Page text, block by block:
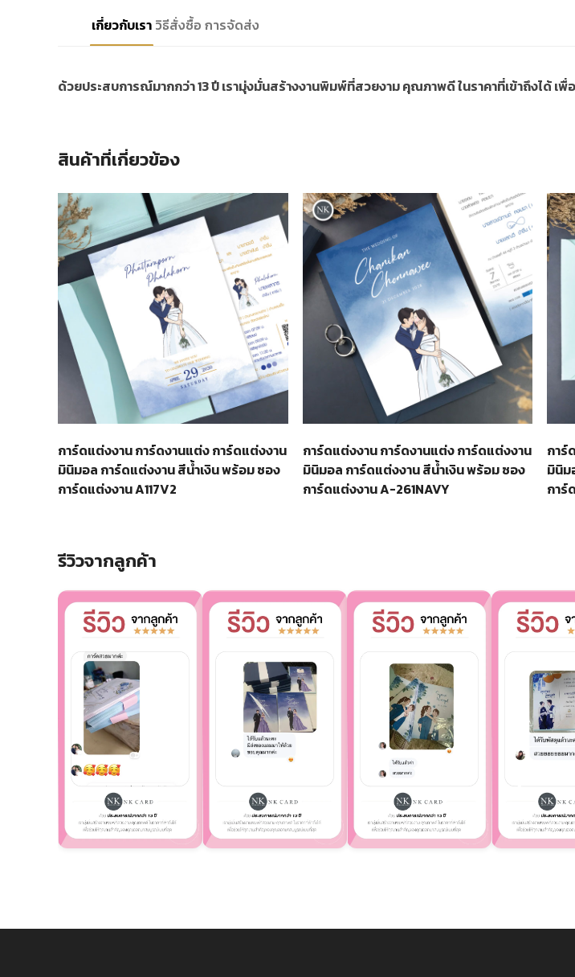
เกี่ยวกับเรา วิธีสั่งซื้อ การจัดส่ง
ด้วยประสบการณ์มากกว่า 13 ปี เรามุ่งมั่นสร้างงานพิมพ์ที่สวยงาม คุณภาพดี ในราคาที่เข้าถึงไ
สินค้าที่เกี่ยวข้อง
การ์ดแต่งงาน การ์ดงานแต่ง การ์ดแต่งงาน
มินิมอล การ์ดแต่งงาน สีน้ำเงิน พร้อม ซอง
การ์ดแต่งงาน A117V2
การ์ดแต่งงาน การ์ดงานแต่ง การ์ดแต่งงาน
มินิมอล การ์ดแต่งงาน สีน้ำเงิน พร้อม ซอง
การ์ดแต่งงาน A-261NAVY
การ์
มินิม
การ์
รีวิวจากลูกค้า